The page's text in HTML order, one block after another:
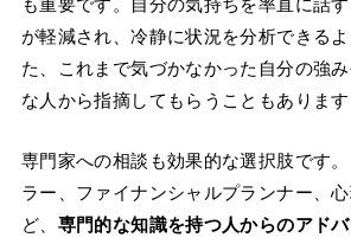
が軽減され、冷静に状況を分析できる
た、これまで気づかなかった自分の強
な人から指摘してもらうこともあります
専門家への相談も効果的な選択肢です
ラー、ファイナンシャルプランナー、
ど、 専門的な知識を持つ人からのアド